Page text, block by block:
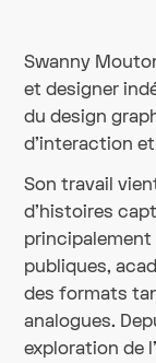
Swanny
et designer
du design
d'interaction
Son travail
d'histoires
publiques,
des formats
analogues.
exploration de